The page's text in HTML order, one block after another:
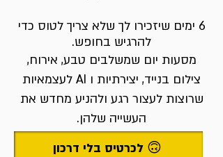
6 ימים שיזכירו לך שלא צריך לטוס כדי
להרגיש בחופש.
מסעות יום שמשלבים טבע, אירוח,
צילום בנייד, יצירתיות ו AI לעצמאיות
שרוצות לעצור רגע ולהניע מחדש את
העשייה שלהן.
לכרטיס בלי דרכון 🙃